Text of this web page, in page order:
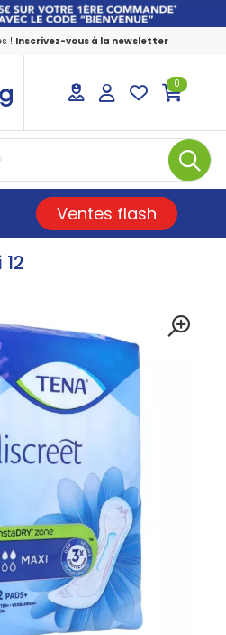
! Inscrivez-vous à la newsletter
Votre pharmacie en
0
Ventes flash